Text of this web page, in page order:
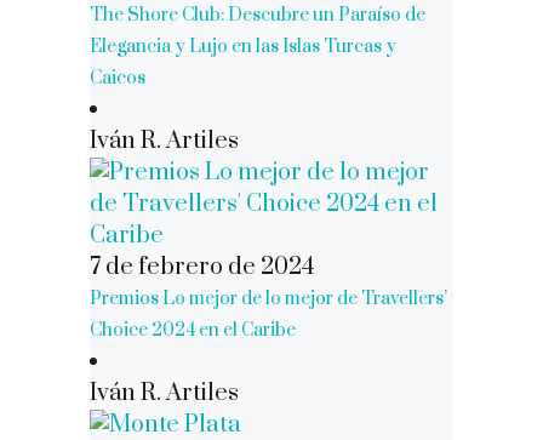
The Shore Club: Descubre un Paraíso de
Elegancia y Lujo en las Islas Turcas y
Caicos
Iván R. Artiles
7 de febrero de 2024
Premios Lo mejor de lo mejor de Travellers’
Choice 2024 en el Caribe
Iván R. Artiles